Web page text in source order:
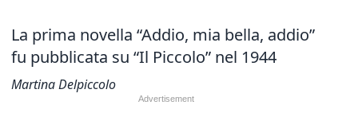
La prima novella “Addio, mia bella, addio”
fu pubblicata su “Il Piccolo” nel 1944
Martina Delpiccolo